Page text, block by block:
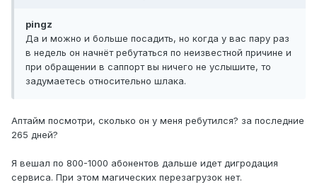
pingz
Да и можно и больше посадить, но когда у вас пару раз
в недель он начнёт ребутаться по неизвестной причине и
при обращении в саппорт вы ничего не услышите, то
задумаетесь относительно шлака.
Аптайм посмотри, сколько он у меня ребутился? за последние
265 дней?
Я вешал по 800-1000 абонентов дальше идет дигродация
сервиса. При этом магических перезагрузок нет.